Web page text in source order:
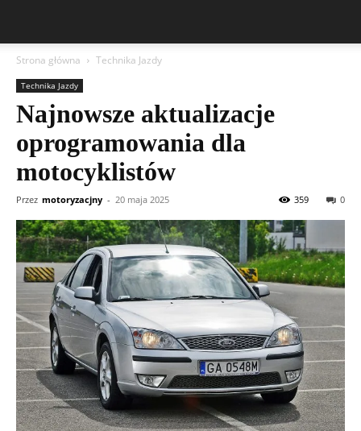
Strona główna Technika Jazdy
Technika Jazdy
Najnowsze aktualizacje
oprogramowania dla
motocyklistów
Przez motoryzacjny - 20 maja 2025 0
359